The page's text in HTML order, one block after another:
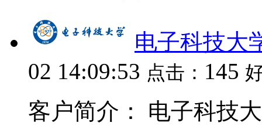
电子科技大
02 14:09:53 点击： 145
客户简介： 电子科技